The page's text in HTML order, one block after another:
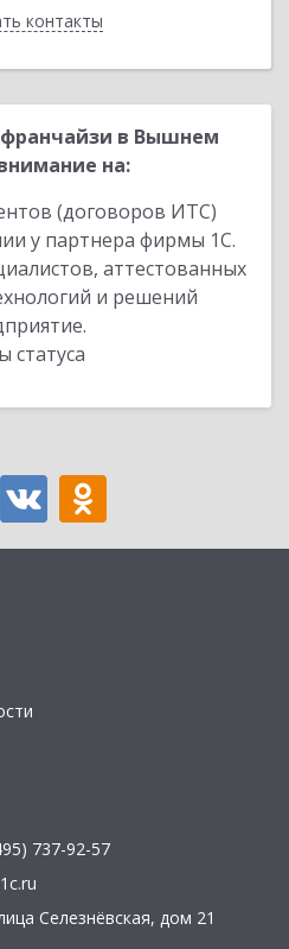
контакты
Назад
в Вышнем
на:
(договоров ИТС)
у партнера фирмы 1С.
аттестованных
и решений
статуса
737-92-57
Селезнёвская, дом 21